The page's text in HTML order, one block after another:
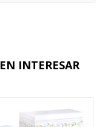
INTERESAR